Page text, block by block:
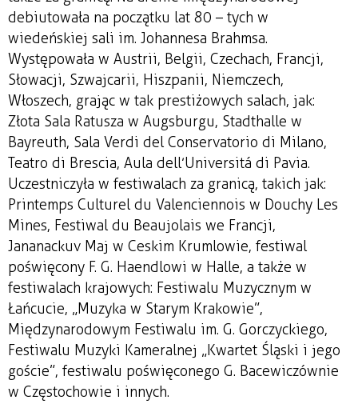
debiutowała na początku lat 80 – tych w
wiedeńskiej sali im. Johannesa Brahmsa.
Występowała w Austrii, Belgii, Czechach, Francji,
Słowacji, Szwajcarii, Hiszpanii, Niemczech,
Włoszech, grając w tak prestiżowych salach, jak:
Złota Sala Ratusza w Augsburgu, Stadthalle w
Bayreuth, Sala Verdi del Conservatorio di Milano,
Teatro di Brescia, Aula dell’Universitá di Pavia.
Uczestniczyła w festiwalach za granicą, takich jak:
Printemps Culturel du Valenciennois w Douchy Les
Mines, Festiwal du Beaujolais we Francji,
Jananackuv Maj w Ceskim Krumlowie, festiwal
poświęcony F. G. Haendlowi w Halle, a także w
festiwalach krajowych: Festiwalu Muzycznym w
Łańcucie, „Muzyka w Starym Krakowie”,
Międzynarodowym Festiwalu im. G. Gorczyckiego,
Festiwalu Muzyki Kameralnej „Kwartet Śląski i jego
goście”, festiwalu poświęconego G. Bacewiczównie
w Częstochowie i innych.